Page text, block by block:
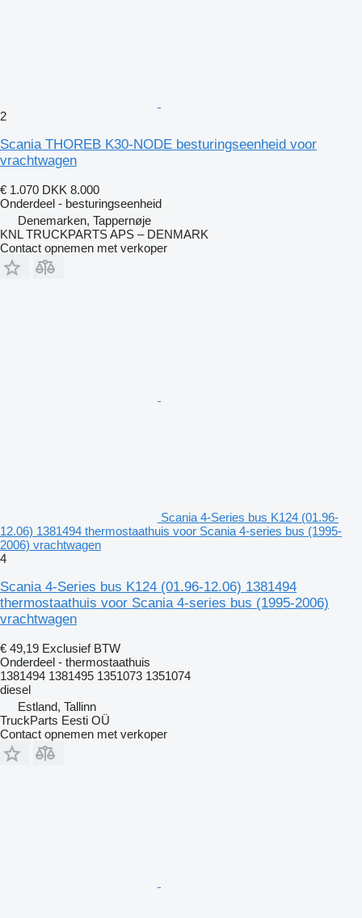
2
Scania THOREB K30-NODE besturingseenheid voor
vrachtwagen
€ 1.070 DKK 8.000
Onderdeel - besturingseenheid
Denemarken, Tappernøje
KNL TRUCKPARTS APS – DENMARK
Contact opnemen met verkoper
Scania 4-Series bus K124 (01.96-
12.06) 1381494 thermostaathuis voor Scania 4-series bus (1995-
2006) vrachtwagen
4
Scania 4-Series bus K124 (01.96-12.06) 1381494
thermostaathuis voor Scania 4-series bus (1995-2006)
vrachtwagen
€ 49,19 Exclusief BTW
Onderdeel - thermostaathuis
1381494 1381495 1351073 1351074
diesel
Estland, Tallinn
TruckParts Eesti OÜ
Contact opnemen met verkoper